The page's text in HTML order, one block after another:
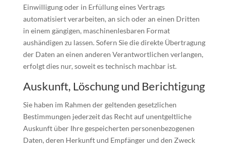
Einwilligung oder in Erfüllung eines Vertrags
automatisiert verarbeiten, an sich oder an einen Dritten
in einem gängigen, maschinenlesbaren Format
aushändigen zu lassen. Sofern Sie die direkte Übertragung
der Daten an einen anderen Verantwortlichen verlangen,
erfolgt dies nur, soweit es technisch machbar ist.
Auskunft, Löschung und Berichtigung
Sie haben im Rahmen der geltenden gesetzlichen
Bestimmungen jederzeit das Recht auf unentgeltliche
Auskunft über Ihre gespeicherten personenbezogenen
Daten, deren Herkunft und Empfänger und den Zweck